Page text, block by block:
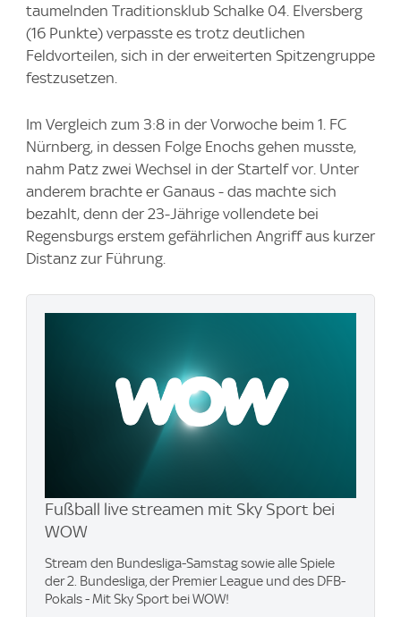
taumelnden Traditionsklub Schalke 04. Elversberg
(16 Punkte) verpasste es trotz deutlichen
Feldvorteilen, sich in der erweiterten Spitzengruppe
festzusetzen.
Im Vergleich zum 3:8 in der Vorwoche beim 1. FC
Nürnberg, in dessen Folge Enochs gehen musste,
nahm Patz zwei Wechsel in der Startelf vor. Unter
anderem brachte er Ganaus - das machte sich
bezahlt, denn der 23-Jährige vollendete bei
Regensburgs erstem gefährlichen Angriff aus kurzer
Distanz zur Führung.
Fußball live streamen mit Sky Sport bei
WOW
Stream den Bundesliga-Samstag sowie alle Spiele
der 2. Bundesliga, der Premier League und des DFB-
Pokals - Mit Sky Sport bei WOW!